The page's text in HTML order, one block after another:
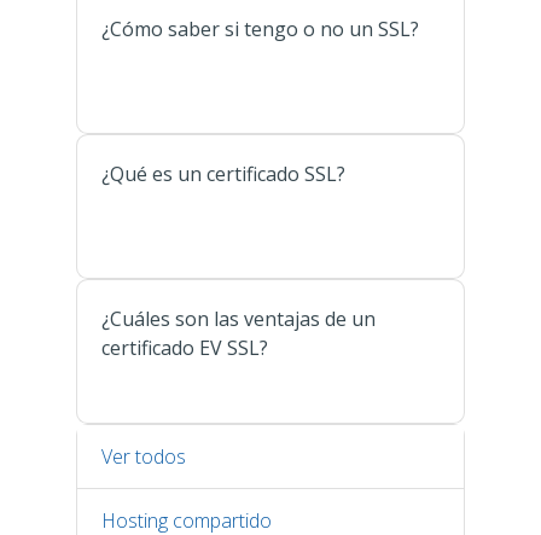
¿Cómo saber si tengo o no un SSL?
¿Qué es un certificado SSL?
¿Cuáles son las ventajas de un
certificado EV SSL?
Ver todos
Hosting compartido